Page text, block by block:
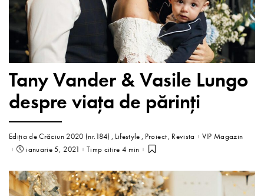
Tany Vander & Vasile Lungo
despre viața de părinți
Ediția de Crăciun 2020 (nr.184) Lifestyle Proiect Revista
VIP Magazin
ianuarie 5, 2021
Timp citire 4 min